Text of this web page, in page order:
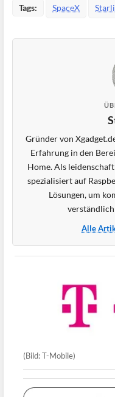
Tags: SpaceX
Gründer von
Erfahrung in den
Home. Als
spezialisiert auf
Lösungen, um
Alle
(Bild: T-Mobile)